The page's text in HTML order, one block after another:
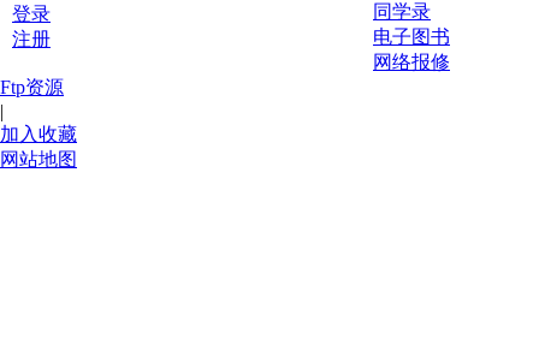
登录
注册
同学录
电子图书
网络报修
Ftp资源
|
加入收藏
网站地图